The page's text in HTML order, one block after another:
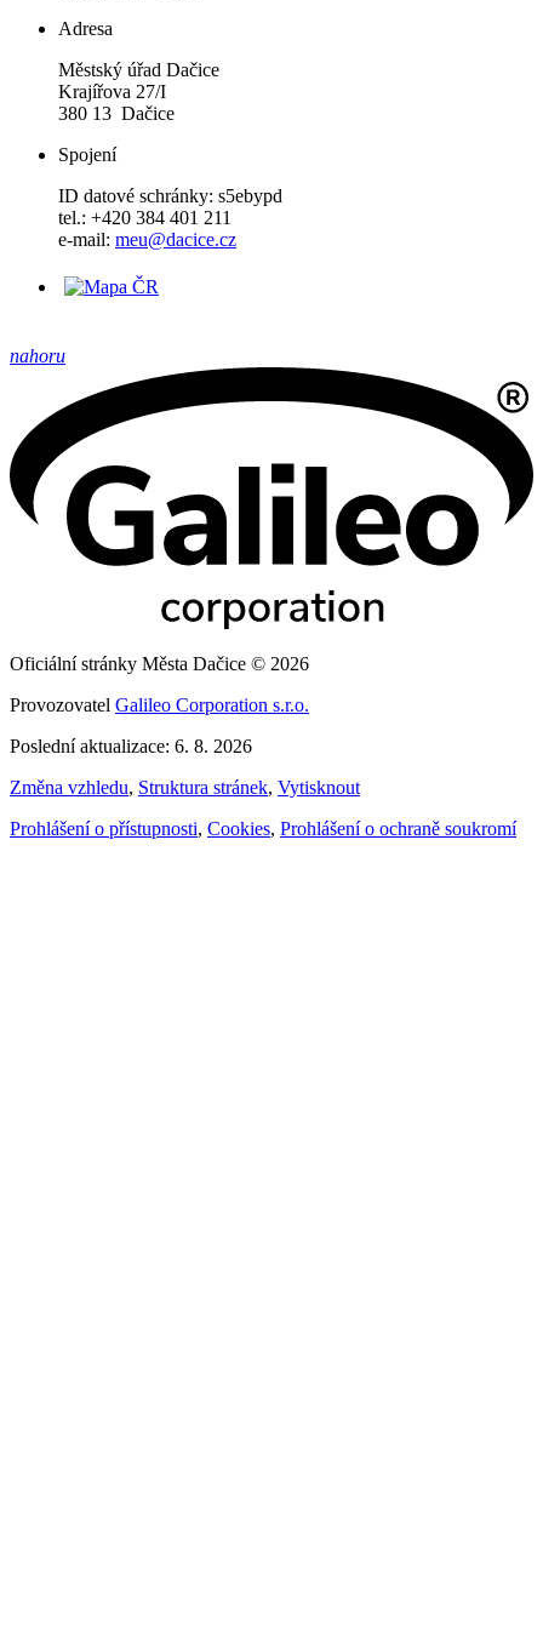
Adresa
Městský úřad Dačice
Krajířova 27/I
380 13 Dačice
Spojení
ID datové schránky: s5ebypd
tel.: +420 384 401 211
e-mail: meu@dacice.cz
nahoru
Oficiální stránky Města Dačice © 2026
Provozovatel Galileo Corporation s.r.o.
Poslední aktualizace: 6. 8. 2026
Změna vzhledu, Struktura stránek, Vytisknout
Prohlášení o přístupnosti, Cookies, Prohlášení o ochraně soukromí